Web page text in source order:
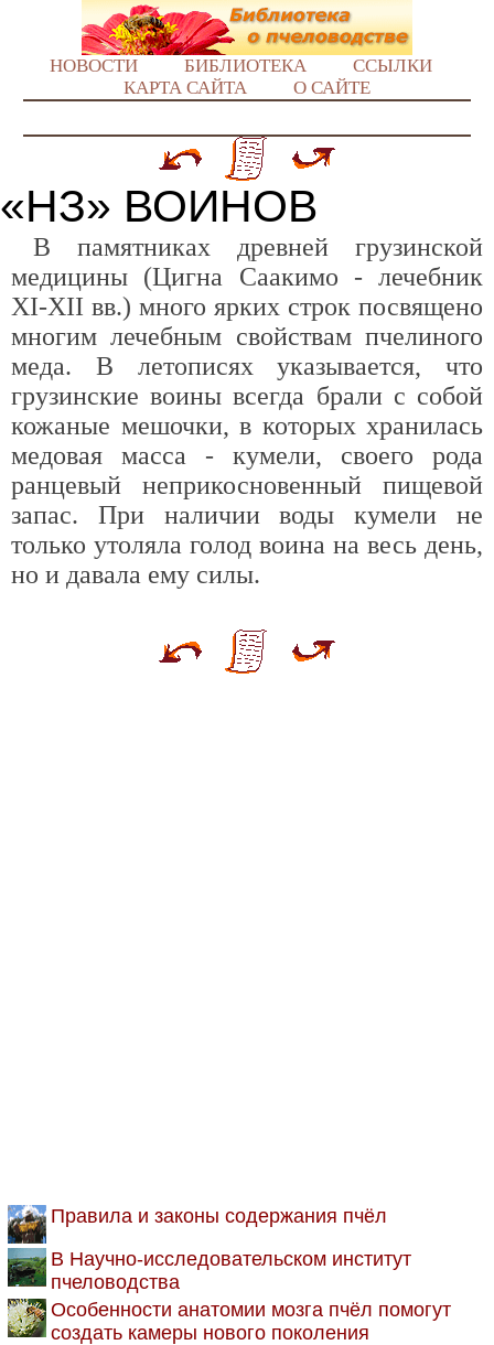
НОВОСТИ БИБЛИОТЕКА
ССЫЛКИ
КАРТА САЙТА
О САЙТЕ
«НЗ» ВОИНОВ
В памятниках древней грузинской
медицины (Цигна Саакимо - лечебник
XI-XII вв.) много ярких строк посвящено
многим лечебным свойствам пчелиного
меда. В летописях указывается, что
грузинские воины всегда брали с собой
кожаные мешочки, в которых хранилась
медовая масса - кумели, своего рода
ранцевый неприкосновенный пищевой
запас. При наличии воды кумели не
только утоляла голод воина на весь день,
но и давала ему силы.
Правила и законы содержания пчёл
В Научно-исследовательском институт
пчеловодства
Особенности анатомии мозга пчёл помогут
создать камеры нового поколения